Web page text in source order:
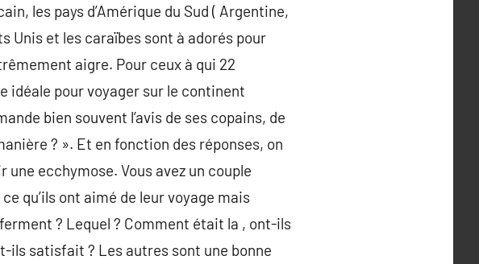
les pays d’Amérique du Sud ( Argentine,
Unis et les caraïbes sont à adorés pour
aigre. Pour ceux à qui 22
idéale pour voyager sur le continent
bien souvent l’avis de ses copains, de
? ». Et en fonction des réponses, on
ecchymose. Vous avez un couple
qu’ils ont aimé de leur voyage mais
? Lequel ? Comment était la , ont-ils
ils satisfait ? Les autres sont une bonne